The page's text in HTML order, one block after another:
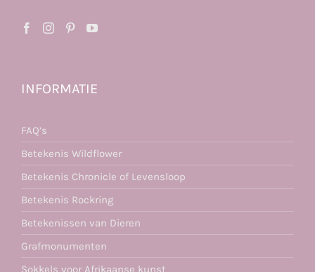
INFORMATIE
FAQ’s
Betekenis Wildflower
Betekenis Chronicle of Levensloop
Betekenis Rockring
Betekenissen van Dieren
Grafmonumenten
Sokkels voor Afrikaanse kunst